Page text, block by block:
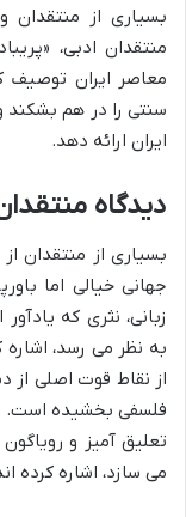
بسیاری از منتقدان
منتقدان ادبی،
معاصر ایران توصیف
سنتی را در هم بشکند
ایران ارائه دهد.
دیدگاه
بسیاری از منتقدان
جهانی خیالی اما
زبانی، نثری که
به نظر می رسد، اشاره
از نقاط قوت اصلی از
فلسفی بخشیده است.
تعلیق آمیز و
می سازد، اشاره کرده